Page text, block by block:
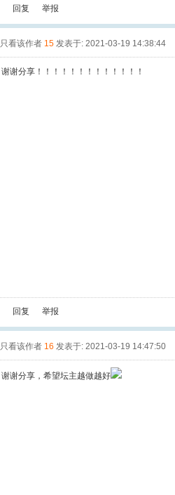
回复 举报
只看该作者 15 发表于: 2021-03-19 14:38:44
谢谢分享！！！！！！！！！！！！！
回复 举报
只看该作者 16 发表于: 2021-03-19 14:47:50
谢谢分享，希望坛主越做越好